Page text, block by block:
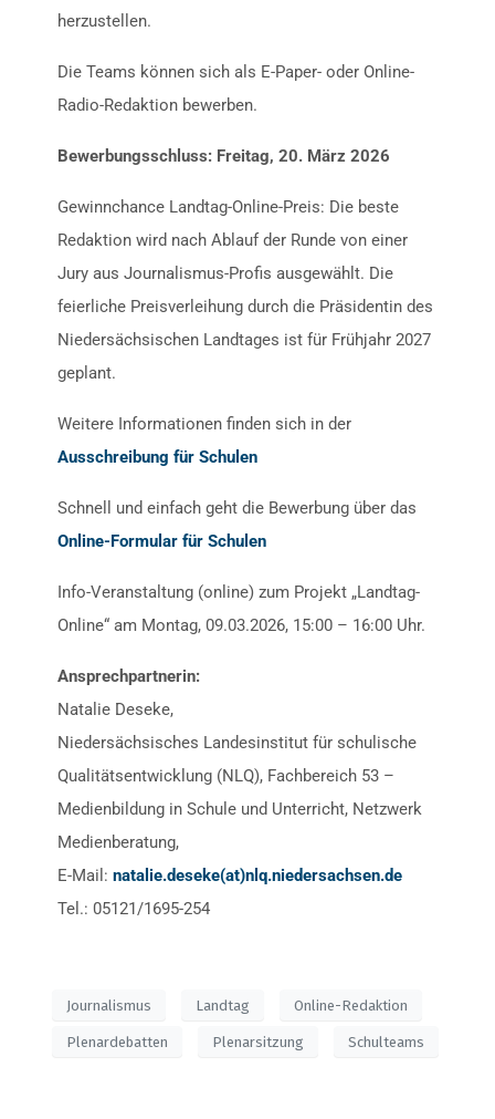
herzustellen.
Die Teams können sich als E-Paper- oder Online-
Radio-Redaktion bewerben.
Bewerbungsschluss: Freitag, 20. März 2026
Gewinnchance Landtag-Online-Preis: Die beste
Redaktion wird nach Ablauf der Runde von einer
Jury aus Journalismus-Profis ausgewählt. Die
feierliche Preisverleihung durch die Präsidentin des
Niedersächsischen Landtages ist für Frühjahr 2027
geplant.
Weitere Informationen finden sich in der
Ausschreibung für Schulen
Schnell und einfach geht die Bewerbung über das
Online-Formular für Schulen
Info-Veranstaltung (online) zum Projekt „Landtag-
Online“ am Montag, 09.03.2026, 15:00 – 16:00 Uhr.
Ansprechpartnerin:
Natalie Deseke,
Niedersächsisches Landesinstitut für schulische
Qualitätsentwicklung (NLQ), Fachbereich 53 –
Medienbildung in Schule und Unterricht, Netzwerk
Medienberatung,
E-Mail:natalie.deseke(at)nlq.niedersachsen.de
Tel.: 05121/1695-254
Journalismus Landtag Online-Redaktion
Plenardebatten Plenarsitzung Schulteams